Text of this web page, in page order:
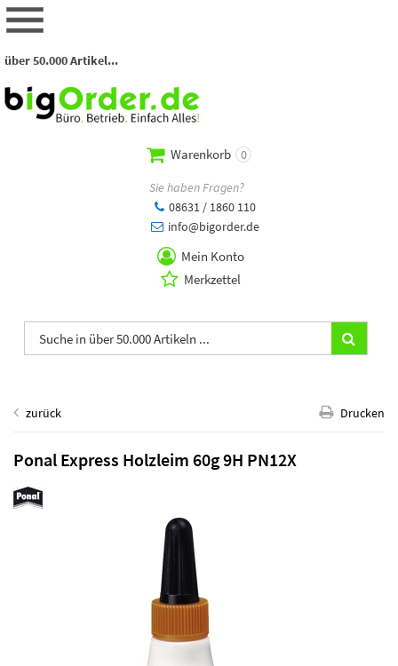
über 50.000 Artikel...
Warenkorb 0
Sie haben Fragen?
08631 / 1860 110
info@bigorder.de
Mein Konto
Merkzettel
zurück Drucken
Ponal Express Holzleim 60g 9H PN12X